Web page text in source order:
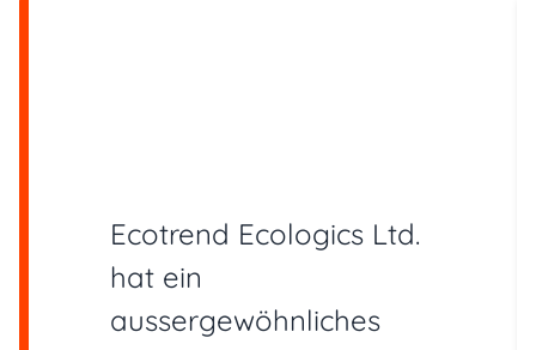
Ecotrend Ecologics Ltd.
hat ein
aussergewöhnliches